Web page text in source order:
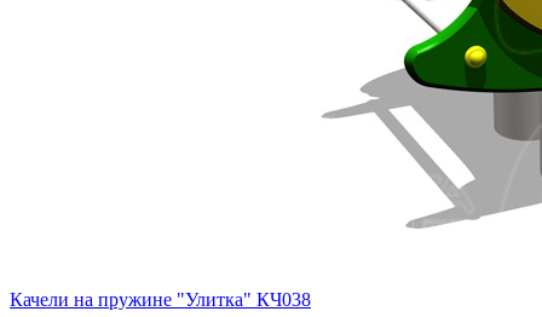
Качели на пружине "Улитка" КЧ038